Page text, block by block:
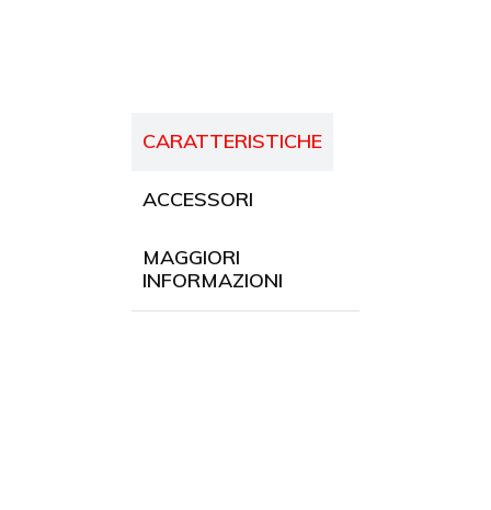
CARATTERISTICHE
ACCESSORI
MAGGIORI
INFORMAZIONI